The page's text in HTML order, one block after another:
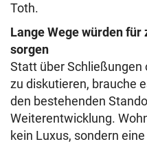
Toth.
Lange Wege würden
sorgen
Statt über
zu diskutieren, brauche
den bestehenden
Weiterentwicklung.
kein Luxus, sondern